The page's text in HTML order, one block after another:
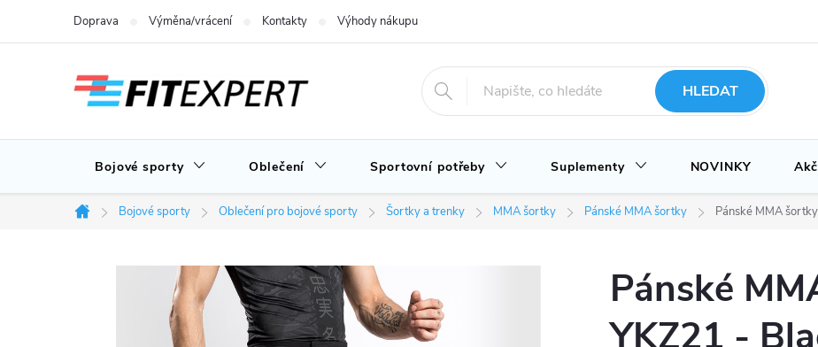
Doprava Výměna/vrácení Kontakty Výhody nákupu u nás
HLEDAT
Bojové sporty Oblečení Sportovní potřeby Suplementy NOVINKY
Domů
Bojové sporty Oblečení pro bojové sporty Šortky a trenky MMA šortky Pánské MMA šortky Pánské MMA
Pánské
YKZ21 -